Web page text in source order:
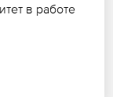
в работе